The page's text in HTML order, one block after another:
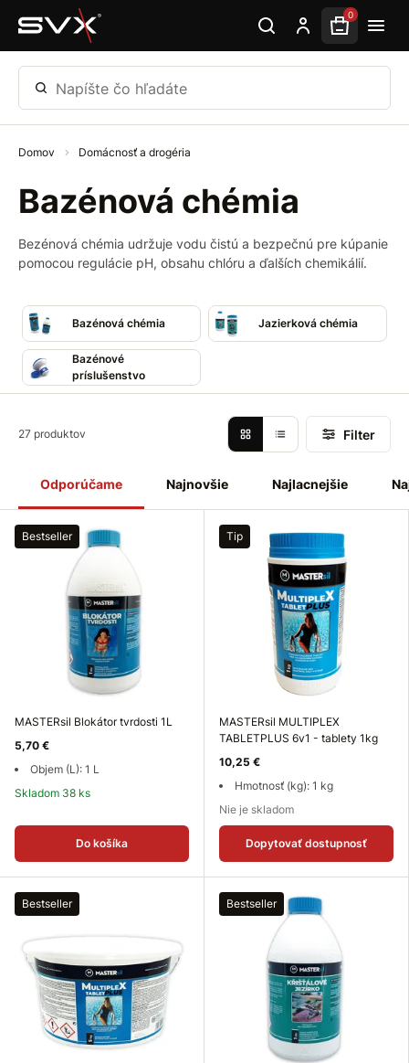
Preskočiť na hlavný obsah 0
Napíšte čo hľadáte
Domov Domácnosť a drogéria
Bazénová chémia
Bezénová chémia udržuje vodu čistú a bezpečnú pre kúpanie
pomocou regulácie pH, obsahu chlóru a ďalších chemikálií.
Bazénová chémia Jazierková chémia
Bazénové
príslušenstvo
Odporúčame Najnovšie Najlacnejšie
27 produktov Filter
Bestseller
MASTERsil Blokátor tvrdosti 1L
5,70 €
Objem (L): 1 L
Skladom 38 ks
Do košíka
Tip
MASTERsil MULTIPLEX
TABLETPLUS 6v1 - tablety 1kg
10,25 €
Hmotnosť (kg): 1 kg
Nie je skladom
Dopytovať dostupnosť
Bestseller Bestseller